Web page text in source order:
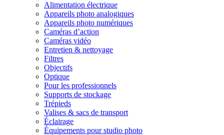
Alimentation électrique
Appareils photo analogiques
Appareils photo numériques
Caméras d’action
Caméras vidéo
Entretien & nettoyage
Filtres
Objectifs
Optique
Pour les professionnels
Supports de stockage
Trépieds
Valises & sacs de transport
Éclairage
Équipements pour studio photo